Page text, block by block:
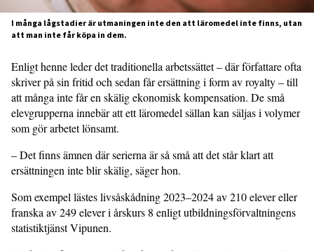
I många lågstadier är utmaningen inte den att läromedel inte finns, utan
att man inte får köpa in dem.
Enligt henne leder det traditionella arbetssättet – där författare ofta
skriver på sin fritid och sedan får ersättning i form av royalty – till
att många inte får en skälig ekonomisk kompensation. De små
elevgrupperna innebär att ett läromedel sällan kan säljas i volymer
som gör arbetet lönsamt.
– Det finns ämnen där serierna är så små att det står klart att
ersättningen inte blir skälig, säger hon.
Som exempel lästes livsåskådning 2023–2024 av 210 elever eller
franska av 249 elever i årskurs 8 enligt utbildningsförvaltningens
statistiktjänst Vipunen.